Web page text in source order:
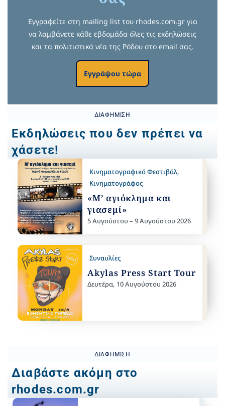
Εγγραφείτε στη mailing list του rhodes.com.gr για
να λαμβάνετε κάθε εβδομάδα όλες τις εκδηλώσεις
και τα πολιτιστικά νέα της Ρόδου στο email σας.
Εγγράψου τώρα
ΔΙΑΦΉΜΙΣΗ
Εκδηλώσεις που δεν πρέπει να
χάσετε!
Κινηματογραφικό Φεστιβάλ,
Κινηματογράφος
«Μ’ αγιόκλημα και
γιασεμί»
5 Αυγούστου – 9 Αυγούστου 2026
Συναυλίες
Akylas Press Start Tour
Δευτέρα, 10 Αυγούστου 2026
ΔΙΑΦΉΜΙΣΗ
Διαβάστε ακόμη στο
rhodes.com.gr